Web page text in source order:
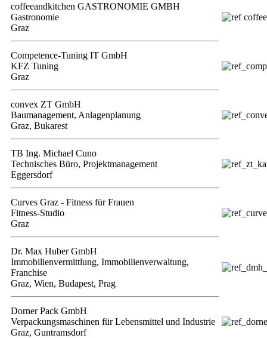
coffeeandkitchen GASTRONOMIE GMBH
Gastronomie
Graz
Competence-Tuning IT GmbH
KFZ Tuning
Graz
convex ZT GmbH
Baumanagement, Anlagenplanung
Graz, Bukarest
TB Ing. Michael Cuno
Technisches Büro, Projektmanagement
Eggersdorf
Curves Graz - Fitness für Frauen
Fitness-Studio
Graz
Dr. Max Huber GmbH
Immobilienvermittlung, Immobilienverwaltung,
Franchise
Graz, Wien, Budapest, Prag
Dorner Pack GmbH
Verpackungsmaschinen für Lebensmittel und Industrie
Graz, Guntramsdorf